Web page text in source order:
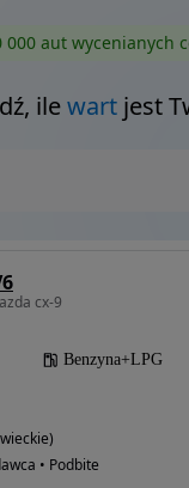
000 aut wycenianych
ilewartjest
cx-9
Benzyna+LPG
• Podbite